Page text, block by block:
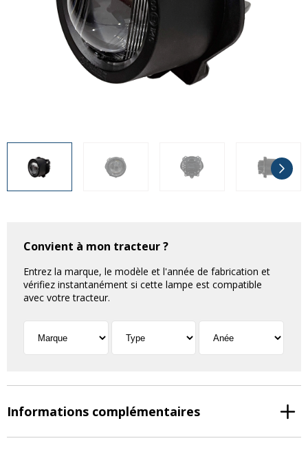
Questions fréquemment posées
09 70 24 66 76
[email protected]
Convient à mon tracteur ?
Entrez la marque, le modèle et l'année de fabrication et
vérifiez instantanément si cette lampe est compatible
avec votre tracteur.
Informations complémentaires